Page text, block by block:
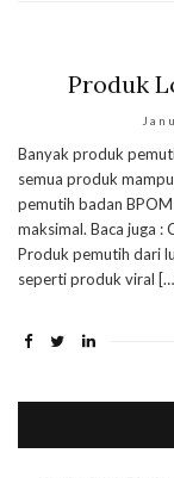
Produk
Banyak produk
semua produk
pemutih badan
maksimal. Baca juga :
Produk pemutih dari
seperti produk viral